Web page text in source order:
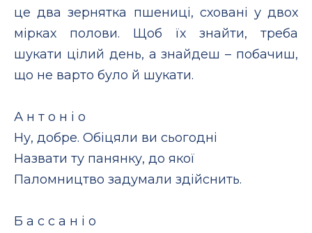
це два зернятка пшениці, сховані у двох
мірках полови. Щоб їх знайти, треба
шукати цілий день, а знайдеш – побачиш,
що не варто було й шукати.
А н т о н і о
Ну, добре. Обіцяли ви сьогодні
Назвати ту панянку, до якої
Паломництво задумали здійснить.
Б а с с а н і о